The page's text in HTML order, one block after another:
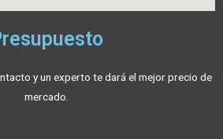
y un experto te dará el mejor precio de
mercado.